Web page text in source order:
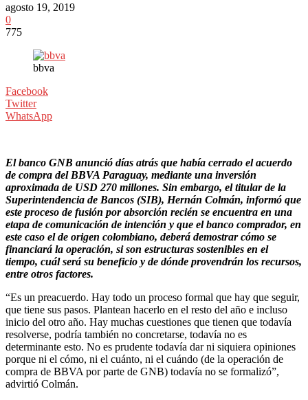
agosto 19, 2019
0
775
bbva
Facebook
Twitter
WhatsApp
El banco GNB anunció días atrás que había cerrado el acuerdo
de compra del BBVA Paraguay, mediante una inversión
aproximada de USD 270 millones. Sin embargo, el titular de la
Superintendencia de Bancos (SIB), Hernán Colmán, informó que
este proceso de fusión por absorción recién se encuentra en una
etapa de comunicación de intención y que el banco comprador, en
este caso el de origen colombiano, deberá demostrar cómo se
financiará la operación, si son estructuras sostenibles en el
tiempo, cuál será su beneficio y de dónde provendrán los recursos,
entre otros factores.
“Es un preacuerdo. Hay todo un proceso formal que hay que seguir,
que tiene sus pasos. Plantean hacerlo en el resto del año e incluso
inicio del otro año. Hay muchas cuestiones que tienen que todavía
resolverse, podría también no concretarse, todavía no es
determinante esto. No es prudente todavía dar ni siquiera opiniones
porque ni el cómo, ni el cuánto, ni el cuándo (de la operación de
compra de BBVA por parte de GNB) todavía no se formalizó”,
advirtió Colmán.